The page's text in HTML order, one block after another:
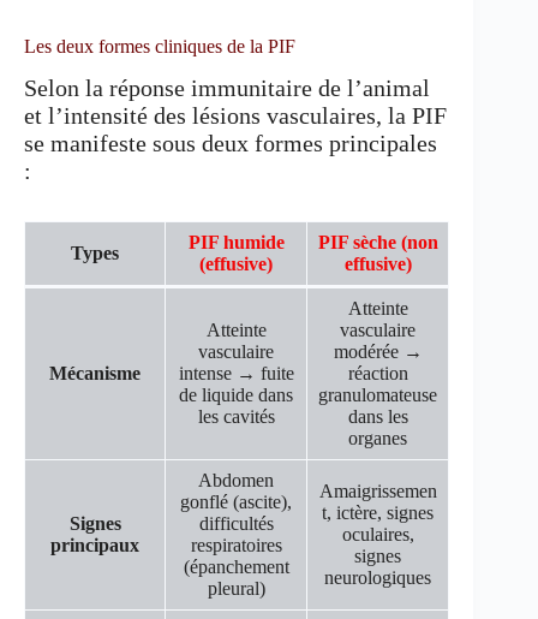
Les deux formes cliniques de la PIF
Selon la réponse immunitaire de l’animal
et l’intensité des lésions vasculaires, la PIF
se manifeste sous deux formes principales
:
Types
PIF humide
(effusive)
PIF sèche (non
effusive)
Mécanisme
Atteinte
vasculaire
intense → fuite
de liquide dans
les cavités
Atteinte
vasculaire
modérée →
réaction
granulomateuse
dans les
organes
Signes
principaux
Abdomen
gonflé (ascite),
difficultés
respiratoires
(épanchement
pleural)
Amaigrissemen
t, ictère, signes
oculaires,
signes
neurologiques